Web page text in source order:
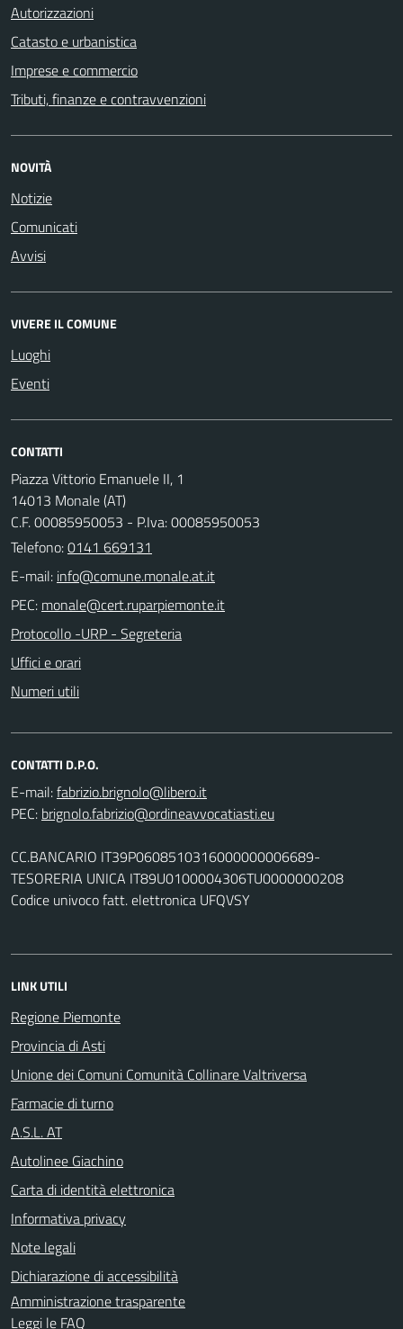
Autorizzazioni
Catasto e urbanistica
Imprese e commercio
Tributi, finanze e contravvenzioni
NOVITÀ
Notizie
Comunicati
Avvisi
VIVERE IL COMUNE
Luoghi
Eventi
CONTATTI
Piazza Vittorio Emanuele II, 1
14013 Monale (AT)
C.F. 00085950053 - P.Iva: 00085950053
Telefono:0141 669131
E-mail:
PEC:
Protocollo -URP - Segreteria
Uffici e orari
Numeri utili
CONTATTI D.P.O.
E-mail:
PEC:
CC.BANCARIO IT39P0608510316000000006689-
TESORERIA UNICA IT89U0100004306TU0000000208
Codice univoco fatt. elettronica UFQVSY
LINK UTILI
Regione Piemonte
Provincia di Asti
Unione dei Comuni Comunità Collinare Valtriversa
Farmacie di turno
A.S.L. AT
Autolinee Giachino
Carta di identità elettronica
Informativa privacy
Note legali
Dichiarazione di accessibilità
Amministrazione trasparente
Leggi le FAQ